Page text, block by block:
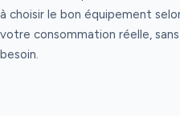
à choisir le bon équipement
votre consommation réelle,
besoin.